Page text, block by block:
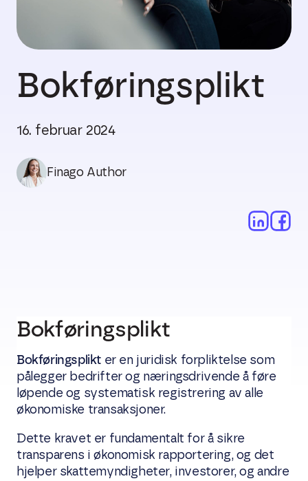
Bokføringsplikt
16. februar 2024
Finago Author
Bokføringsplikt
Bokføringsplikt er en juridisk forpliktelse som
pålegger bedrifter og næringsdrivende å føre
løpende og systematisk registrering av alle
økonomiske transaksjoner.
Dette kravet er fundamentalt for å sikre
transparens i økonomisk rapportering, og det
hjelper skattemyndigheter, investorer, og andre